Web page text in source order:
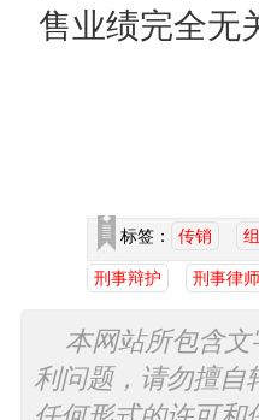
售业绩完全无
标签： 传销
刑事辩护 刑事律师
本网站所包含
利问题，请勿擅自